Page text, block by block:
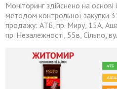
Моніторинг здійснено на основі
методом контрольної закупки
продажу: АТБ, пр. Миру, 15А,
пр. Незалежності, 55в, Сільпо,